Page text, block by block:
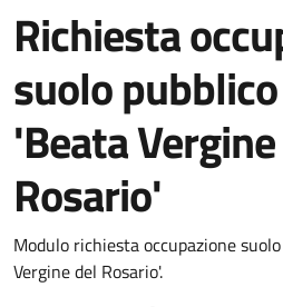
Richiesta
suolo
'Beata
Rosario'
Dettaglio del documento
Modulo richiesta occupazione
Vergine del Rosario'.